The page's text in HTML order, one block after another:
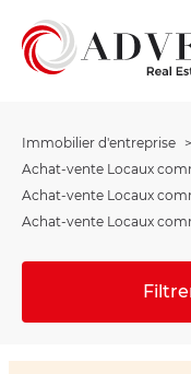
Immobilier d'entreprise
Achat-vente Locaux
Achat-vente Locaux
Achat-vente Locaux